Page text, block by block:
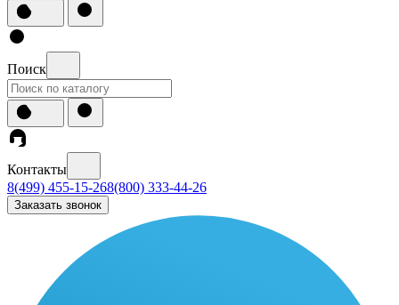
Поиск
Контакты
8(499) 455-15-268(800) 333-44-26
Заказать звонок